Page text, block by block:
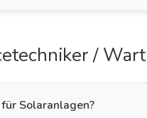
/
Solaranlagen?